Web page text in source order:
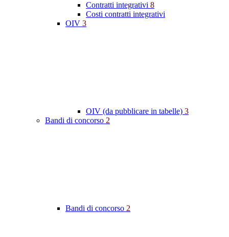
Contratti integrativi 8
Costi contratti integrativi
OIV 3
OIV (da pubblicare in tabelle) 3
Bandi di concorso 2
Bandi di concorso 2